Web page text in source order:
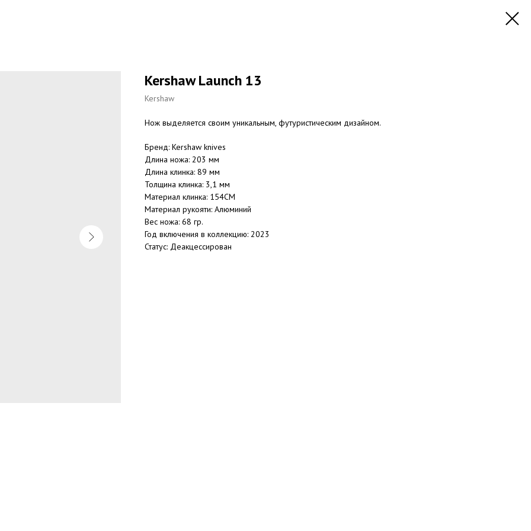
Kershaw Launch 13
Kershaw
Нож выделяется своим уникальным, футуристическим дизайном.
Бренд: Kershaw knives
Длина ножа: 203 мм
Длина клинка: 89 мм
Толщина клинка: 3,1 мм
Материал клинка: 154CM
Материал рукояти: Алюминий
Вес ножа: 68 гр.
Год включения в коллекцию: 2023
Статус: Деакцессирован